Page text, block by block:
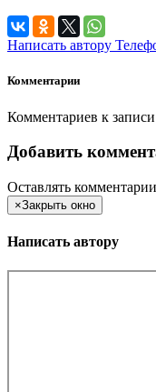
Написать автору
Комментарии
Комментариев к
Добавить
Оставлять
×Закрыть окно
Написать автору